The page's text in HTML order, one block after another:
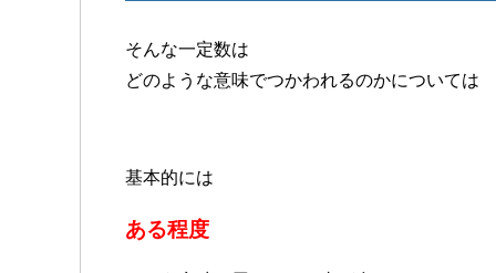
そんな一定数は
どのような意味でつかわれるのかについては
基本的には
ある程度